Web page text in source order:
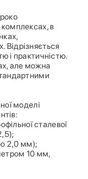
в
і практичністю.
але можна
моделі
сталевої
2,0 мм);
10 мм,